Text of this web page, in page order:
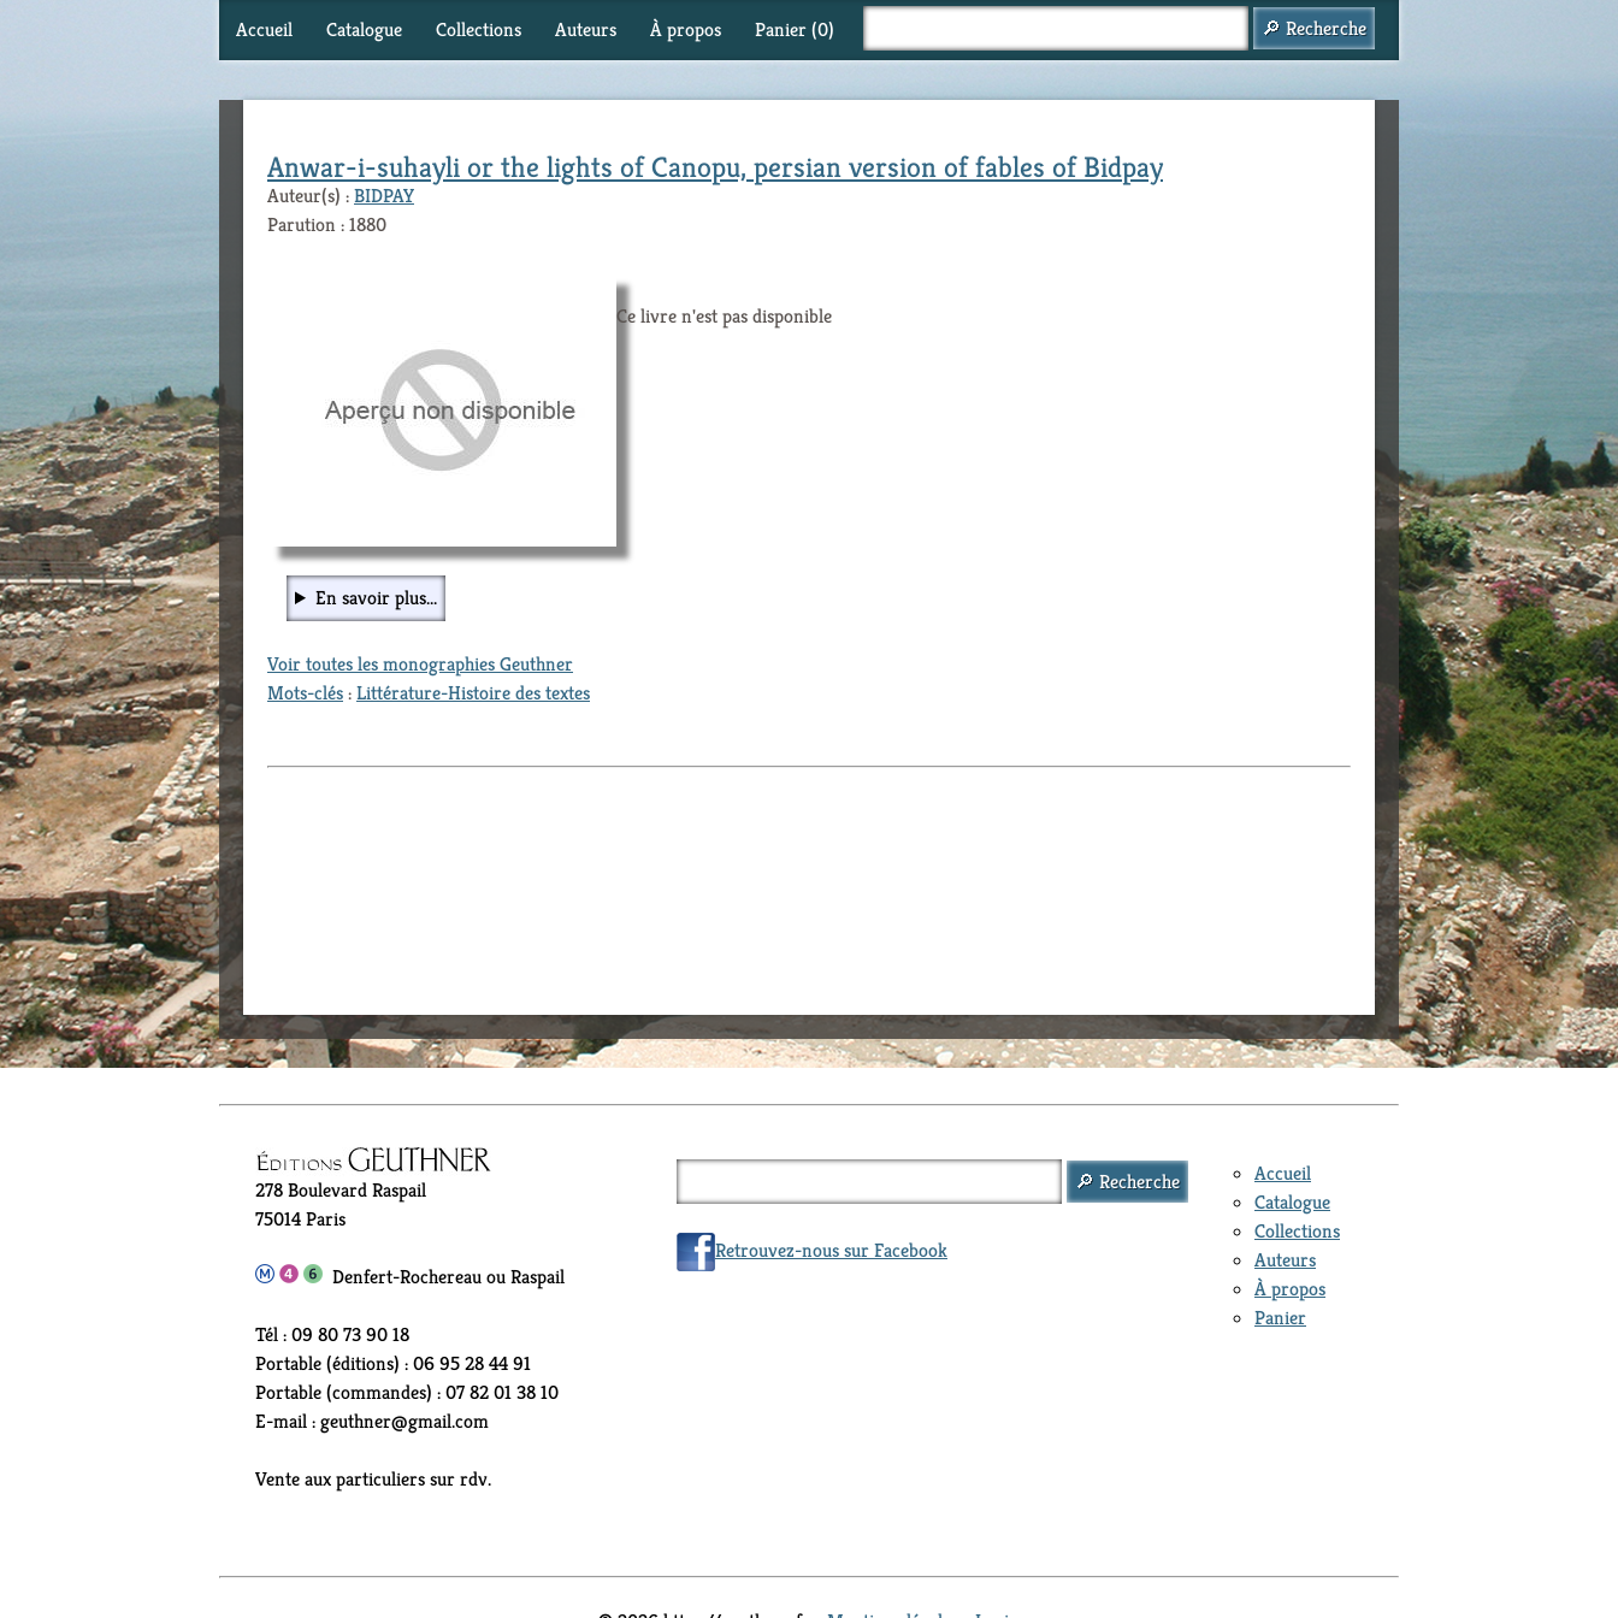
Accueil Catalogue Collections Auteurs À propos Panier (0)
Anwar-i-suhayli or the lights of Canopu, persian version of fables of Bidpay
Auteur(s) :BIDPAY
Parution : 1880
Ce livre n'est pas disponible
En savoir plus...
Voir toutes les monographies Geuthner
Mots-clés:Littérature-Histoire des textes
278 Boulevard Raspail
75014 Paris
Denfert-Rochereau ou Raspail
Tél : 09 80 73 90 18
Portable (éditions) : 06 95 28 44 91
Portable (commandes) : 07 82 01 38 10
E-mail : geuthner@gmail.com
Vente aux particuliers sur rdv.
Accueil
Catalogue
Collections
Auteurs
À propos
Panier
Retrouvez-nous sur Facebook